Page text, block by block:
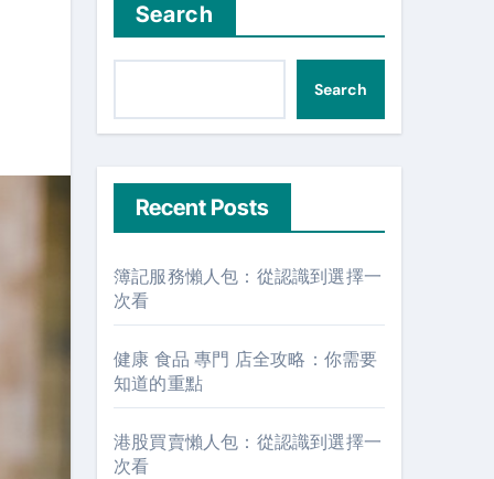
Search
Search
Recent Posts
簿記服務懶人包：從認識到選擇一
次看
健康 食品 專門 店全攻略：你需要
知道的重點
港股買賣懶人包：從認識到選擇一
次看